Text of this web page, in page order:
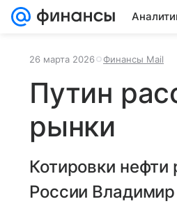
26 марта 2026 Финансы Mail
Путин
рынки
Котировки нефти
России